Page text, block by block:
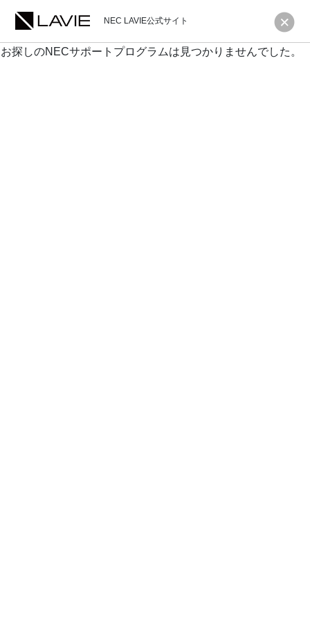
NEC LAVIE公式サイト
お探しのNECサポートプログラムは見つかりませんでした。